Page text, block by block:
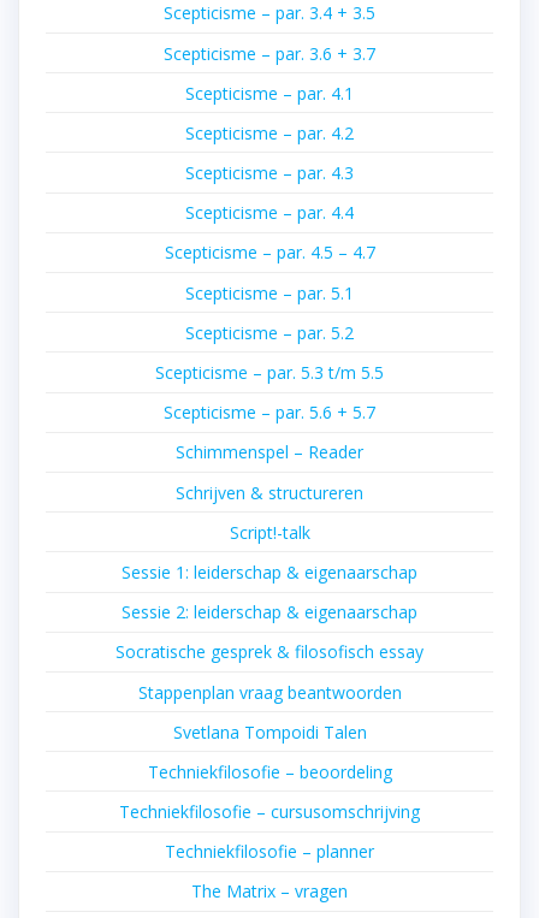
Scepticisme – par. 3.4 + 3.5
Scepticisme – par. 3.6 + 3.7
Scepticisme – par. 4.1
Scepticisme – par. 4.2
Scepticisme – par. 4.3
Scepticisme – par. 4.4
Scepticisme – par. 4.5 – 4.7
Scepticisme – par. 5.1
Scepticisme – par. 5.2
Scepticisme – par. 5.3 t/m 5.5
Scepticisme – par. 5.6 + 5.7
Schimmenspel – Reader
Schrijven & structureren
Script!-talk
Sessie 1: leiderschap & eigenaarschap
Sessie 2: leiderschap & eigenaarschap
Socratische gesprek & filosofisch essay
Stappenplan vraag beantwoorden
Svetlana Tompoidi Talen
Techniekfilosofie – beoordeling
Techniekfilosofie – cursusomschrijving
Techniekfilosofie – planner
The Matrix – vragen